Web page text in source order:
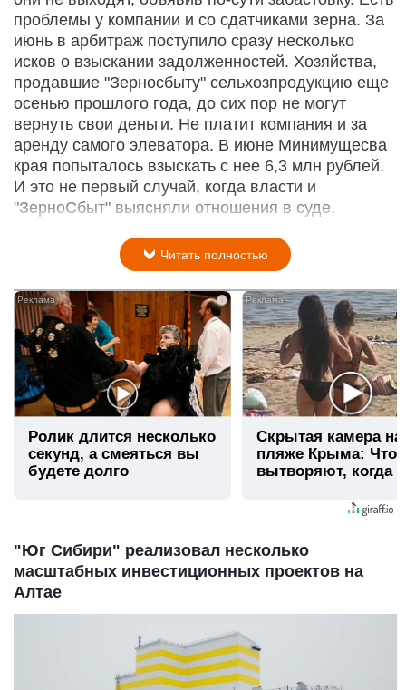
проблемы у компании и со сдатчиками зерна. За
июнь в арбитраж поступило сразу несколько
исков о взыскании задолженностей. Хозяйства,
продавшие "Зерносбыту" сельхозпродукцию еще
осенью прошлого года, до сих пор не могут
вернуть свои деньги. Не платит компания и за
аренду самого элеватора. В июне Минимущесва
края попыталось взыскать с нее 6,3 млн рублей.
И это не первый случай, когда власти и
"ЗерноСбыт" выясняли отношения в суде.
Читать полностью
i
Ролик длится несколько
секунд, а смеяться вы
будете долго
Скрытая камера на
пляже Крыма: Что
вытворяют, когда
"Юг Сибири" реализовал несколько
масштабных инвестиционных проектов на
Алтае